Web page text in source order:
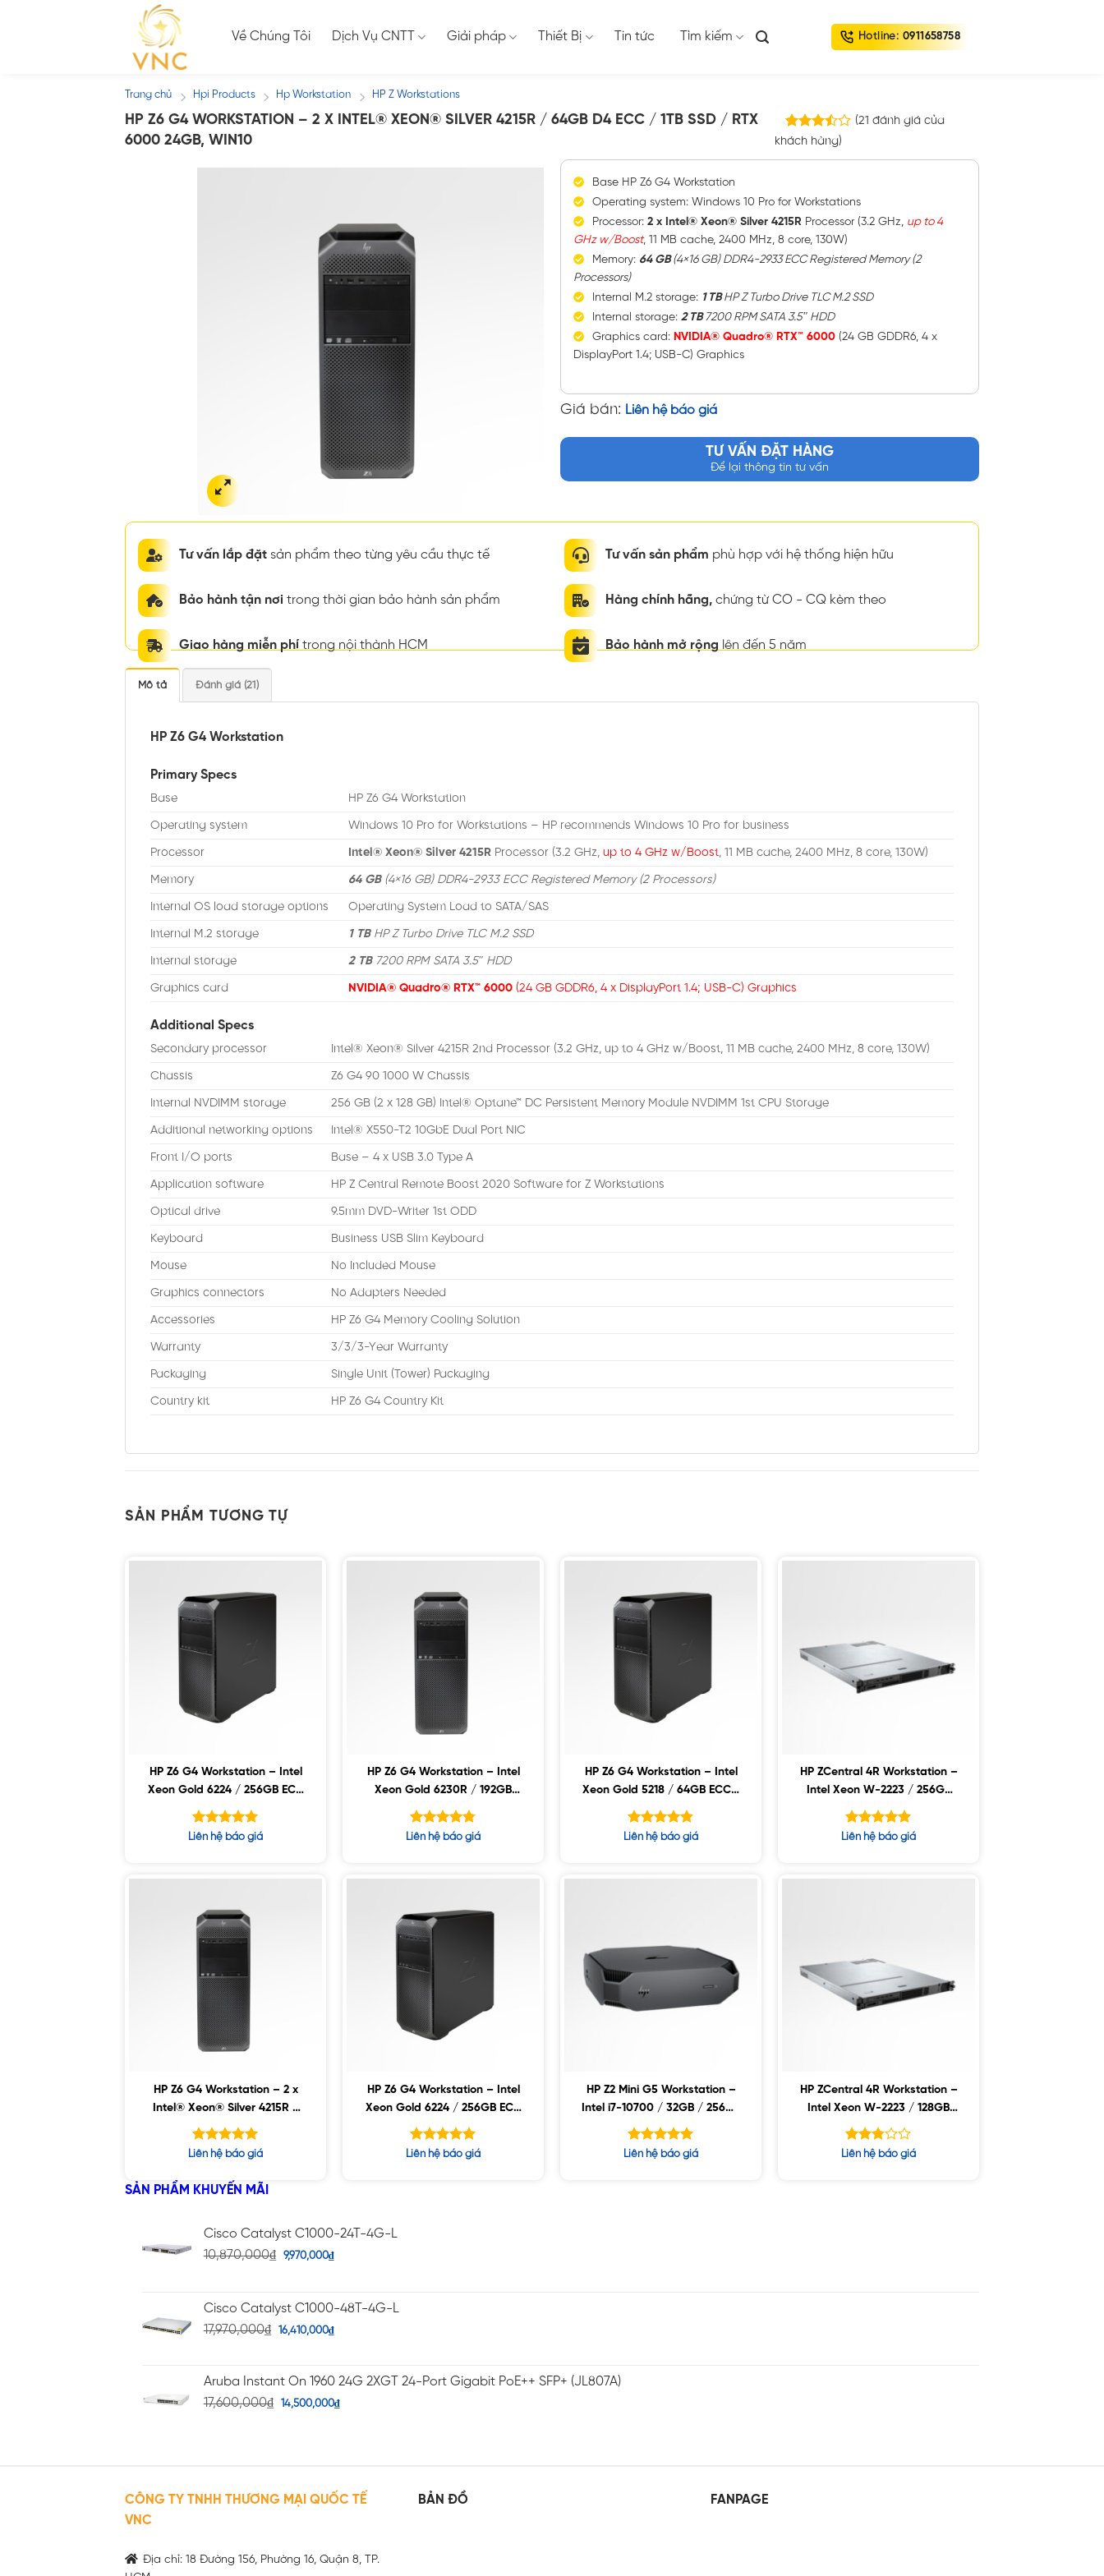
Về Chúng Tôi Dịch Vụ CNTT Giải pháp Thiết Bị Tin tức Tìm kiếm Hotline: 0911658758
Trang chủ / Hpi Products / Hp Workstation / HP Z Workstations
HP Z6 G4 WORKSTATION – 2 X INTEL® XEON® SILVER 4215R / 64GB D4 ECC / 1TB SSD / RTX
6000 24GB, WIN10
3.48
21
giá
(21 đánh giá của
khách hàng)
Base HP Z6 G4 Workstation
Operating system: Windows 10 Pro for Workstations
Processor: 2 x Intel® Xeon® Silver 4215RProcessor (3.2 GHz, up to 4
GHz w/Boost, 11 MB cache, 2400 MHz, 8 core, 130W)
Memory: 64 GB(4×16 GB) DDR4-2933 ECC Registered Memory (2
Processors)
Internal M.2 storage: 1 TBHP Z Turbo Drive TLC M.2 SSD
Internal storage: 2 TB7200 RPM SATA 3.5″ HDD
Graphics card: NVIDIA® Quadro® RTX™ 6000(24 GB GDDR6, 4 x
DisplayPort 1.4; USB-C) Graphics
Giá bán: Liên hệ báo giá
TƯ VẤN ĐẶT HÀNG
Để lại thông tin tư vấn
Tư vấn lắp đặt sản phẩm theo từng yêu cầu thực tế
Bảo hành tận nơi trong thời gian bảo hành sản phẩm
Giao hàng miễn phí trong nội thành HCM
Tư vấn sản phẩm phù hợp với hệ thống hiện hữu
Hàng chính hãng, chứng từ CO - CQ kèm theo
Bảo hành mở rộng lên đến 5 năm
Mô tả Đánh giá (21)
HP Z6 G4 Workstation
Primary Specs
Base HP Z6 G4 Workstation
Operating system Windows 10 Pro for Workstations – HP recommends Windows 10 Pro for business
Processor Intel® Xeon® Silver 4215R Processor (3.2 GHz,up to 4 GHz w/Boost, 11 MB cache, 2400 MHz, 8 core, 130W)
Memory 64 GB(4×16 GB) DDR4-2933 ECC Registered Memory (2 Processors)
Internal OS load storage options Operating System Load to SATA/SAS
Internal M.2 storage 1 TBHP Z Turbo Drive TLC M.2 SSD
Internal storage 2 TB7200 RPM SATA 3.5″ HDD
Graphics card NVIDIA® Quadro® RTX™ 6000(24 GB GDDR6, 4 x DisplayPort 1.4; USB-C) Graphics
Additional Specs
Secondary processor Intel® Xeon® Silver 4215R 2nd Processor (3.2 GHz, up to 4 GHz w/Boost, 11 MB cache, 2400 MHz, 8 core, 130W)
Chassis Z6 G4 90 1000 W Chassis
Internal NVDIMM storage 256 GB (2 x 128 GB) Intel® Optane™ DC Persistent Memory Module NVDIMM 1st CPU Storage
Additional networking options Intel® X550-T2 10GbE Dual Port NIC
Front I/O ports Base – 4 x USB 3.0 Type A
Application software HP Z Central Remote Boost 2020 Software for Z Workstations
Optical drive 9.5mm DVD-Writer 1st ODD
Keyboard Business USB Slim Keyboard
Mouse No Included Mouse
Graphics connectors No Adapters Needed
Accessories HP Z6 G4 Memory Cooling Solution
Warranty 3/3/3-Year Warranty
Packaging Single Unit (Tower) Packaging
Country kit HP Z6 G4 Country Kit
SẢN PHẨM TƯƠNG TỰ
HP Z6 G4 Workstation – Intel
Xeon Gold 6224 / 256GB ECC
/ 2TB SSD / 8TB SATA / Nvidia
RTX 4000 8GB
Được xếp
Liên hệ báo giá
HP Z6 G4 Workstation – Intel
Xeon Gold 6230R / 192GB
ECC / 2TB SSD / 8TB SATA /
Nvidia RTX 4000 8GB
Được xếp
Liên hệ báo giá
HP Z6 G4 Workstation – Intel
Xeon Gold 5218 / 64GB ECC /
2TB SSD / 6TB SATA / Nvidia
RTX6000 24GB
Được xếp
Liên hệ báo giá
HP ZCentral 4R Workstation –
Intel Xeon W-2223 / 256GB
ECC/ 512GB SSD / 2 x 2TB
SSD / Nvidia P1000 4GB
Được xếp
Liên hệ báo giá
HP Z6 G4 Workstation – 2 x
Intel® Xeon® Silver 4215R /
64GB D4 ECC / 1TB SSD /
Được xếp
5 sao
Liên hệ báo giá
HP Z6 G4 Workstation – Intel
Xeon Gold 6224 / 256GB ECC
/ 2TB SSD / 8TB SATA / Nvidia
Được xếp
Liên hệ báo giá
HP Z2 Mini G5 Workstation –
Intel i7-10700 / 32GB / 256GB
SSD / 500GB HDD / Nvidia
Được xếp
Liên hệ báo giá
HP ZCentral 4R Workstation –
Intel Xeon W-2223 / 128GB
ECC/ 512GB SSD / 2 x 2TB
Được
Liên hệ báo giá
SẢN PHẨM KHUYẾN MÃI
Cisco Catalyst C1000-24T-4G-L
10,870,000₫ 9,970,000₫
Cisco Catalyst C1000-48T-4G-L
17,970,000₫ 16,410,000₫
Aruba Instant On 1960 24G 2XGT 24-Port Gigabit PoE++ SFP+ (JL807A)
17,600,000₫ 14,500,000₫
CÔNG TY TNHH THƯƠNG MẠI QUỐC TẾ
VNC
Địa chỉ: 18 Đường 156, Phường 16, Quận 8, TP.
BẢN ĐỒ FANPAGE